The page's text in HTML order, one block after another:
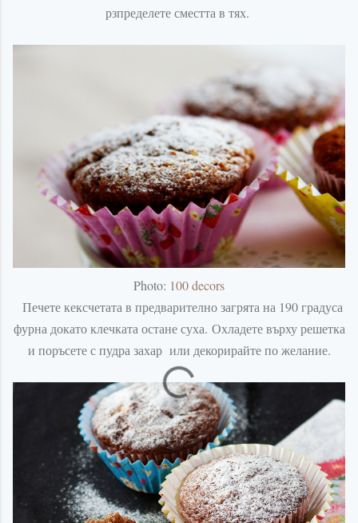
рзпределете сместта в тях.
Photo: 100 decors
Печете кексчетата в предварително загрята на 190 градуса
фурна докато клечката остане суха. Охладете върху решетка
и поръсете с пудра захар или декорирайте по желание.